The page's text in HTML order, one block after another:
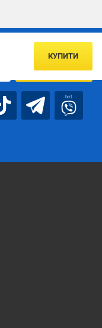
КУПИТИ
акції та пропозиції
ПІДПИСАТИСЯ
bot